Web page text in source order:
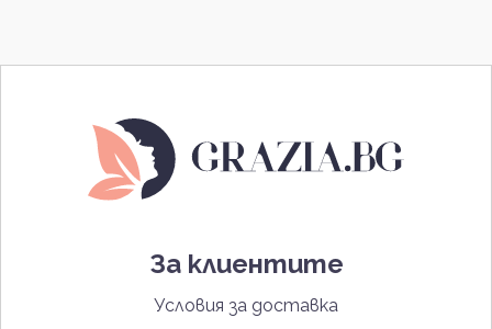
За клиентите
Условия за доставка